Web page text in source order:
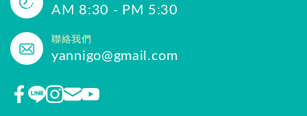
AM 8:30 - PM 5:30
聯絡我們
yannigo@gmail.com